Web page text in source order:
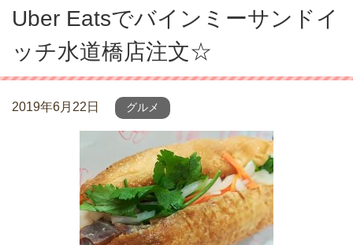
Uber Eatsでバインミーサンドイ
ッチ水道橋店注文☆
2019年6月22日 グルメ